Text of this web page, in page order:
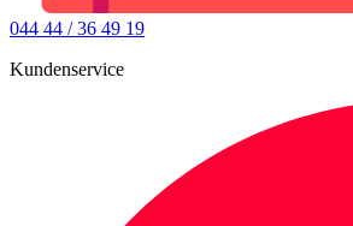
044 44 / 36 49 19
Kundenservice